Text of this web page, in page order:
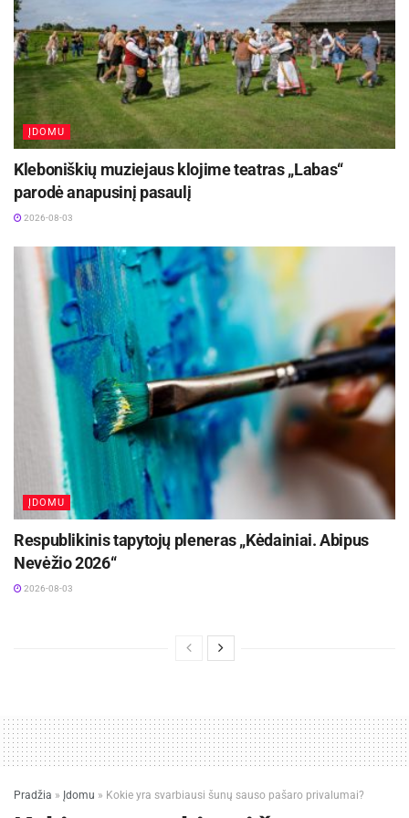
tinkantį pasirinkimą.
ĮDOMU
Kleboniškių muziejaus klojime teatras „Labas“
parodė anapusinį pasaulį
2026-08-03
ĮDOMU
Respublikinis tapytojų pleneras „Kėdainiai. Abipus
Nevėžio 2026“
2026-08-03
Pradžia » Įdomu » Kokie yra svarbiausi šunų sauso pašaro privalumai?